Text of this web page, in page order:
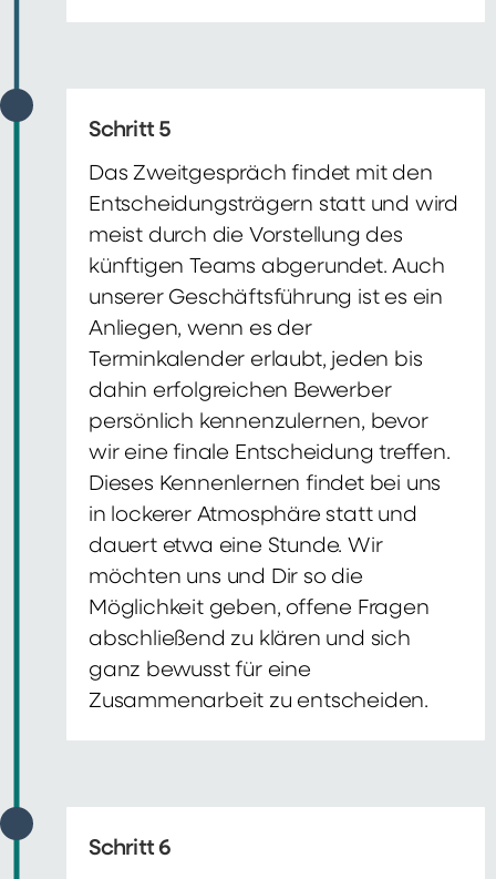
Schritt 5
Das Zweitgespräch findet mit den
Entscheidungsträgern statt und wird
meist durch die Vorstellung des
künftigen Teams abgerundet. Auch
unserer Geschäftsführung ist es ein
Anliegen, wenn es der
Terminkalender erlaubt, jeden bis
dahin erfolgreichen Bewerber
persönlich kennenzulernen, bevor
wir eine finale Entscheidung treffen.
Dieses Kennenlernen findet bei uns
in lockerer Atmosphäre statt und
dauert etwa eine Stunde. Wir
möchten uns und Dir so die
Möglichkeit geben, offene Fragen
abschließend zu klären und sich
ganz bewusst für eine
Zusammenarbeit zu entscheiden.
Schritt 6